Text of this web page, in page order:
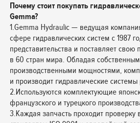
Почему стоит покупать
Gemma?
1.Gemma Hydraulic — ведущая
сфере гидравлических систем с 1987
представительства и поставляет
в 60 стран мира. Обладая
производственными мощностями,
и производит гидравлические
2.Используются комплектующие
французского и турецкого
3.Каждая запчасть проходит проверку